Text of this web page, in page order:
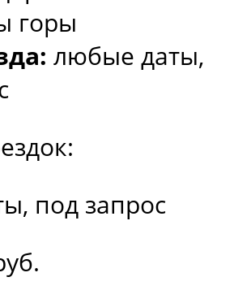
горы
любые даты,
под запрос